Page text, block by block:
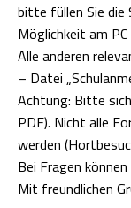
bitte füllen Sie die
Möglichkeit am
Alle anderen
– Datei
Achtung: Bitte
PDF). Nicht alle
werden
Bei Fragen
Mit freundlichen